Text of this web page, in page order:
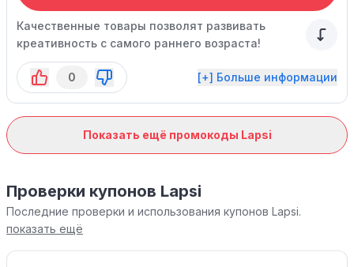
Качественные товары позволят развивать
креативность с самого раннего возраста!
0 [+] Больше информации
Показать ещё промокоды Lapsi
Проверки купонов Lapsi
Последние проверки и использования купонов Lapsi.
показать ещё